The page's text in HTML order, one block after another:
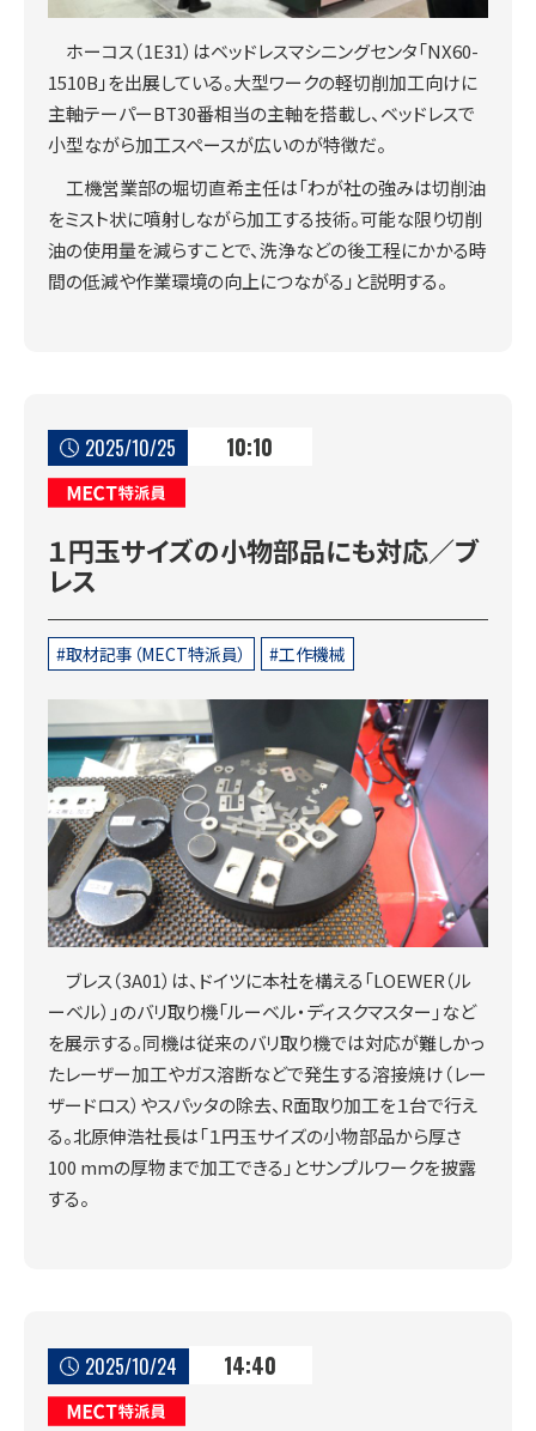
ホーコス（1E31）はベッドレスマシニングセンタ「NX60-
1510B」を出展している。大型ワークの軽切削加工向けに
主軸テーパーBT30番相当の主軸を搭載し、ベッドレスで
小型ながら加工スペースが広いのが特徴だ。
工機営業部の堀切直希主任は「わが社の強みは切削油
をミスト状に噴射しながら加工する技術。可能な限り切削
油の使用量を減らすことで、洗浄などの後工程にかかる時
間の低減や作業環境の向上につながる」と説明する。
2025/10/25 10:10
MECT特派員
１円玉サイズの小物部品にも対応／ブ
レス
取材記事（MECT特派員） 工作機械
ブレス（3A01）は、ドイツに本社を構える「LOEWER（ル
ーベル）」のバリ取り機「ルーベル・ディスクマスター」など
を展示する。同機は従来のバリ取り機では対応が難しかっ
たレーザー加工やガス溶断などで発生する溶接焼け（レー
ザードロス）やスパッタの除去、R面取り加工を１台で行え
る。北原伸浩社長は「１円玉サイズの小物部品から厚さ
100 mmの厚物まで加工できる」とサンプルワークを披露
する。
2025/10/24 14:40
MECT特派員